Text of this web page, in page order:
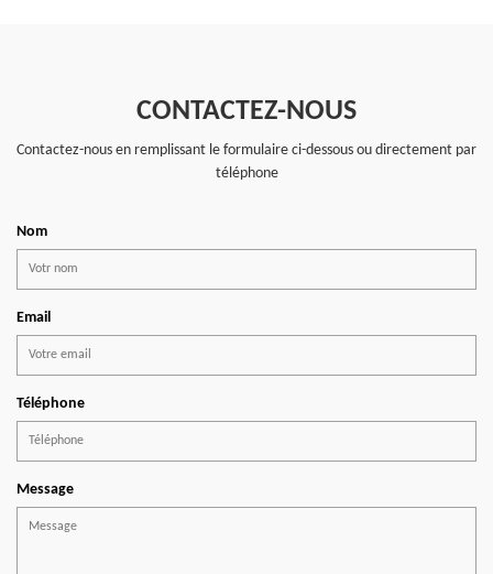
CONTACTEZ-NOUS
Contactez-nous en remplissant le formulaire ci-dessous ou directement par
téléphone
Nom
Email
Téléphone
Message